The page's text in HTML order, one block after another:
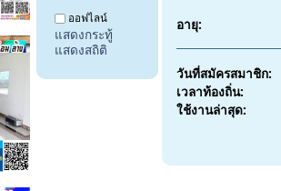
ออฟไลน์
แสดงกระทู้
แสดงสถิติ
อายุ:
วันที่สมัครสมาชิก:
เวลาท้องถิ่น:
ใช้งานล่าสุด: